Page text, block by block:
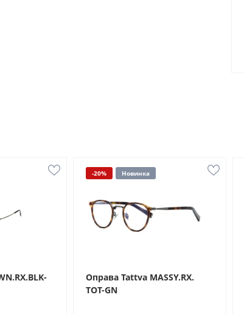
-20% Новинка
Оправа Tattva MASSY.RX.
TOT-GN